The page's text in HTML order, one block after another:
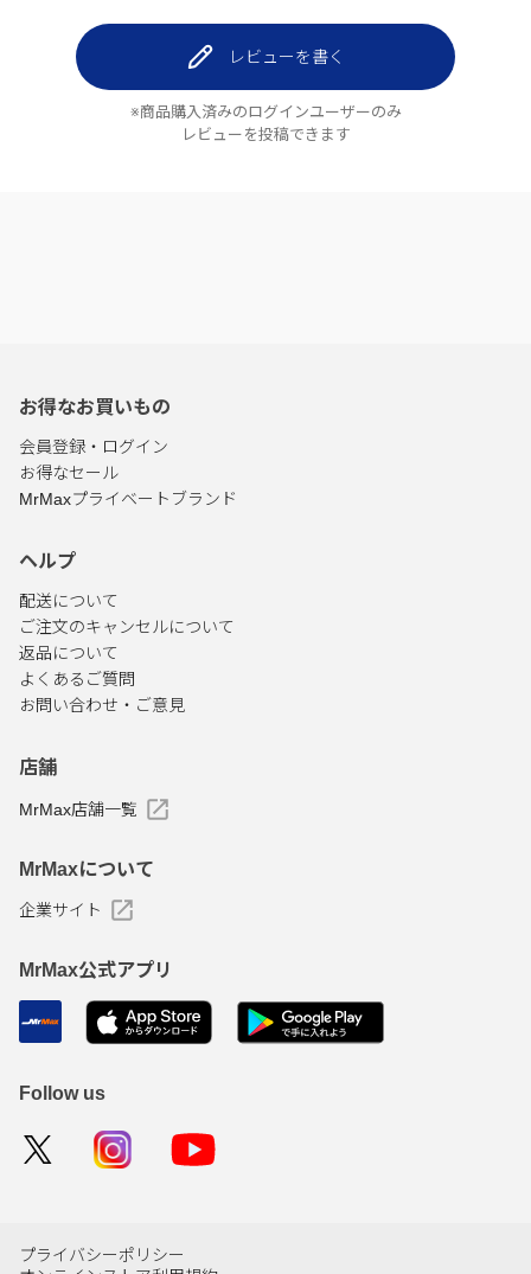
レビューを書く
※商品購入済みのログインユーザーのみ
レビューを投稿できます
お得なお買いもの
会員登録・ログイン
お得なセール
MrMaxプライベートブランド
ヘルプ
配送について
ご注文のキャンセルについて
返品について
よくあるご質問
お問い合わせ・ご意見
店舗
MrMax店舗一覧
MrMaxについて
企業サイト
MrMax公式アプリ
Follow us
プライバシーポリシー